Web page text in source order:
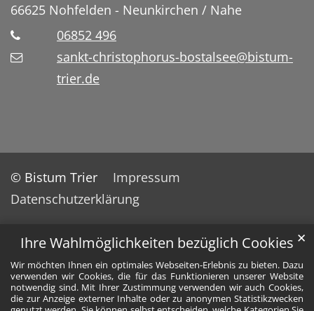
Ihre Wahlmöglichkeiten bezüglich Cookies
Wir möchten Ihnen ein optimales Webseiten-Erlebnis zu bieten. Dazu
verwenden wir Cookies, die für das Funktionieren unserer Website
notwendig sind. Mit Ihrer Zustimmung verwenden wir auch Cookies,
die zur Anzeige externer Inhalte oder zu anonymen Statistikzwecken
✕
66625 Nohfelden - Neunkirchen / Nahe
06852 496
sankt-christophorus-bostalsee@bistum-
trier.de
© Bistum Trier
Impressum
Datenschutzerklärung